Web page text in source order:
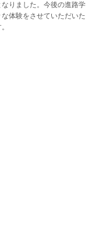
りました。今後の進路学
体験をさせていただいた